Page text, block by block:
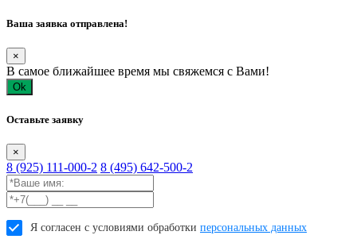
Ваша заявка отправлена!
×
В самое ближайшее время мы свяжемся с Вами!
Ok
Оставьте заявку
×
8 (925) 111-000-2 8 (495) 642-500-2
Я согласен с условиями обработки персональных данных